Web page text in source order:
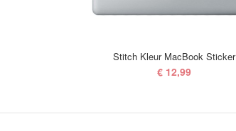
Stitch Kleur MacBook Sticker
€ 12,99